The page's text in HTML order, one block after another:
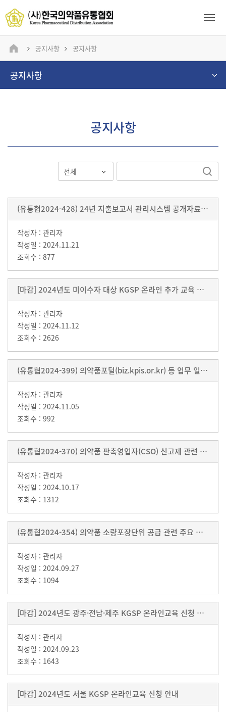
공지사항 공지사항
공지사항
공지사항
(유통협2024-428) 24년 지출보고서 관리시스템 공개자료 정정서비스 운영 안내 협조요청
관리자
2024.11.21
877
[마감] 2024년도 미이수자 대상 KGSP 온라인 추가 교육 신청 안내
관리자
2024.11.12
2626
(유통협2024-399) 의약품포털(biz.kpis.or.kr) 등 업무 일시중단 안내 및 협조요청
관리자
2024.11.05
992
(유통협2024-370) 의약품 판촉영업자(CSO) 신고제 관련 신고절차 안내
관리자
2024.10.17
1312
(유통협2024-354) 의약품 소량포장단위 공급 관련 주요 질의응답 배포
관리자
2024.09.27
1094
[마감] 2024년도 광주·전남·제주 KGSP 온라인교육 신청 안내
관리자
2024.09.23
1643
[마감] 2024년도 서울 KGSP 온라인교육 신청 안내